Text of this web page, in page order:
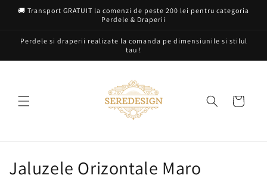
Salt la
conținut
🚚 Transport GRATUIT la comenzi de peste 200 lei pentru categoria
Perdele & Draperii
Perdele si draperii realizate la comanda pe dimensiunile si stilul
tau !
Coș
C
Jaluzele Orizontale Maro